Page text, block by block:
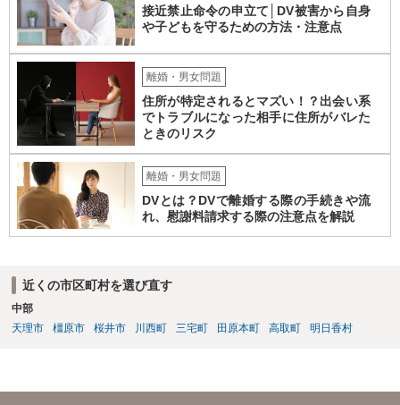
接近禁止命令の申立て│DV被害から自身
や子どもを守るための方法・注意点
離婚・男女問題
住所が特定されるとマズい！？出会い系
でトラブルになった相手に住所がバレた
ときのリスク
離婚・男女問題
DVとは？DVで離婚する際の手続きや流
れ、慰謝料請求する際の注意点を解説
近くの市区町村を選び直す
中部
天理市
橿原市 桜井市 川西町 三宅町 田原本町 高取町 明日香村